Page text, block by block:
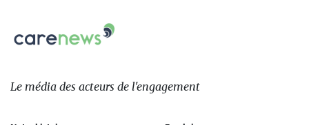
sur:
Carenews,
Le
des
Le média des acteurs de l'engagement